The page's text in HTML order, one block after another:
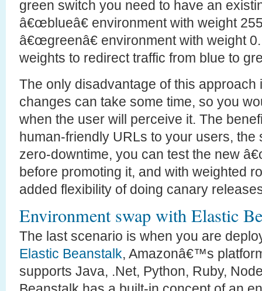
green switch you need to have an
â€œblueâ€ environment with weight
â€œgreenâ€ environment with weight
weights to redirect traffic from blue to
The only disadvantage of this approach
changes can take some time, so you
when the user will perceive it. The
human-friendly URLs to your users,
zero-downtime, you can test the new
before promoting it, and with weighted
added flexibility of doing canary
Environment swap with Elastic
The last scenario is when you are
Elastic Beanstalk, Amazonâ€™s
supports Java, .Net, Python, Ruby,